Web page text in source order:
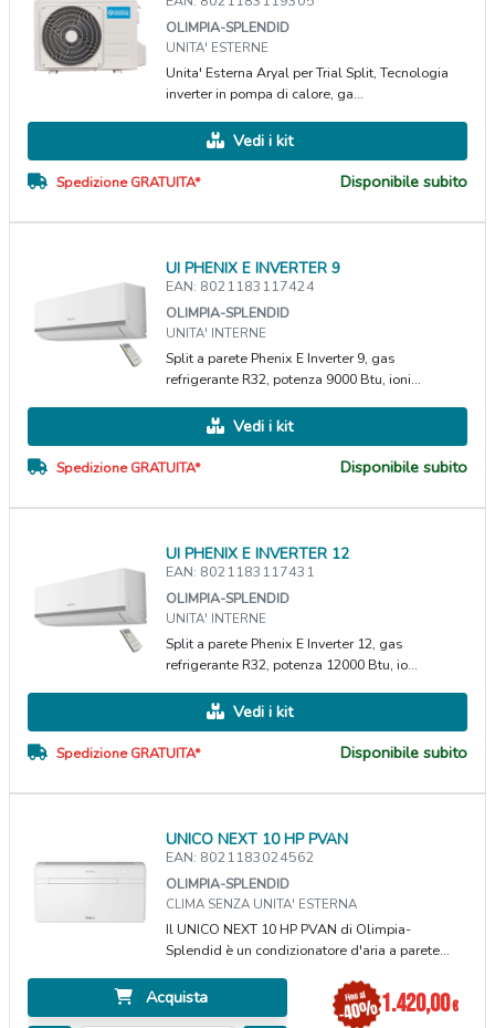
OLIMPIA-SPLENDID
UNITA' ESTERNE
Unita' Esterna Aryal per Trial Split, Tecnologia
inverter in pompa di calore, ga...
Vedi i kit
Spedizione GRATUITA* Disponibile subito
UI PHENIX E INVERTER 9
EAN: 8021183117424
OLIMPIA-SPLENDID
UNITA' INTERNE
Split a parete Phenix E Inverter 9, gas
refrigerante R32, potenza 9000 Btu, ioni...
Vedi i kit
Spedizione GRATUITA* Disponibile subito
UI PHENIX E INVERTER 12
EAN: 8021183117431
OLIMPIA-SPLENDID
UNITA' INTERNE
Split a parete Phenix E Inverter 12, gas
refrigerante R32, potenza 12000 Btu, io...
Vedi i kit
Spedizione GRATUITA* Disponibile subito
UNICO NEXT 10 HP PVAN
EAN: 8021183024562
OLIMPIA-SPLENDID
CLIMA SENZA UNITA' ESTERNA
Il UNICO NEXT 10 HP PVAN di Olimpia-
Splendid è un condizionatore d'aria a parete...
Acquista 1.420,00€